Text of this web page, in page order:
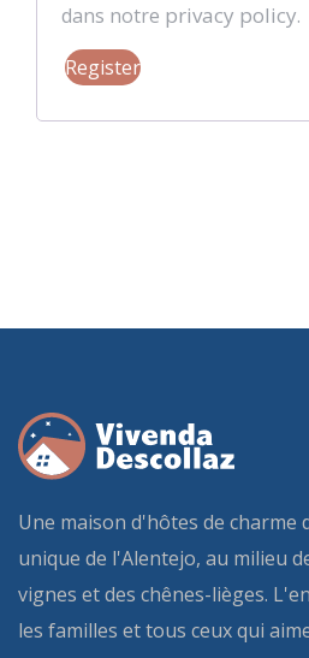
dans notre privacy policy.
Register
Une maison d'hôtes de charme
unique de l'Alentejo, au milieu
vignes et des chênes-lièges.
les familles et tous ceux qui